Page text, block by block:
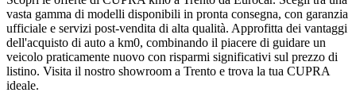
vasta gamma di modelli disponibili in pronta consegna, con garanzia
ufficiale e servizi post-vendita di alta qualità. Approfitta dei vantaggi
dell'acquisto di auto a km0, combinando il piacere di guidare un
veicolo praticamente nuovo con risparmi significativi sul prezzo di
listino. Visita il nostro showroom a Trento e trova la tua CUPRA
ideale.